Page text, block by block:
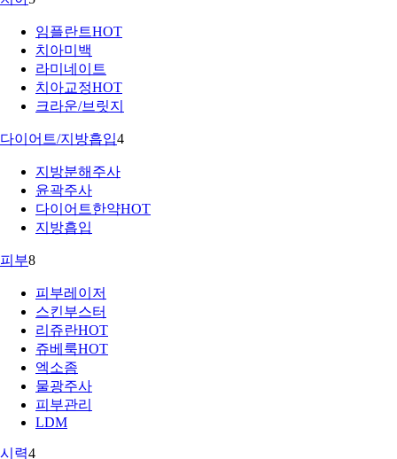
임플란트HOT
치아미백
라미네이트
치아교정HOT
크라운/브릿지
다이어트/지방흡입4
지방분해주사
윤곽주사
다이어트한약HOT
지방흡입
피부8
피부레이저
스킨부스터
리쥬란HOT
쥬베룩HOT
엑소좀
물광주사
피부관리
LDM
시력4